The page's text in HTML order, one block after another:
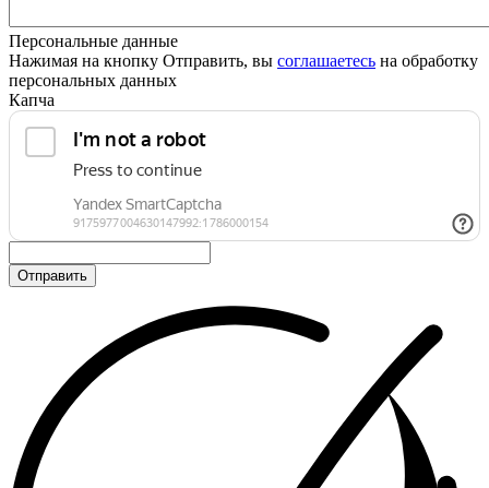
Персональные данные
Нажимая на кнопку Отправить, вы соглашаетесь на обработку
персональных данных
Капча
Отправить